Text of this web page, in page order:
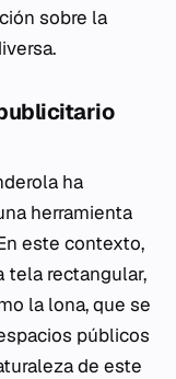
sobre la
ha
herramienta
este contexto,
tela rectangular,
la lona, que se
públicos
de este